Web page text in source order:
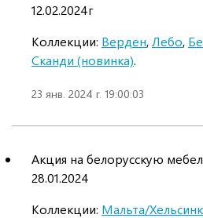
12.02.2024г
Коллекции: Верден,Лебо,
Сканди (новинка).
23 янв. 2024 г. 19:00:03
Акция на белорусскую
28.01.2024
Коллекции: Мальта/